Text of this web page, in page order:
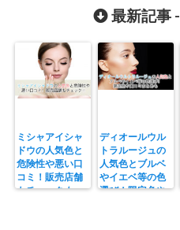
最新記事 -
ミシャアイシャ
ドウの人気色と
危険性や悪い口
コミ！販売店舗
もチェック☆
ディオールウル
トラルージュの
人気色とブルベ
やイエベ等の色
選び！限定色や